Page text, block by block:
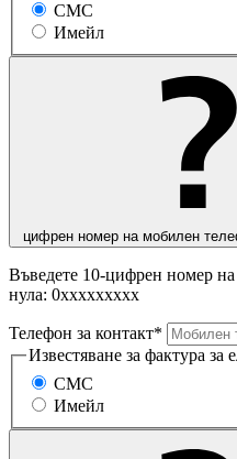
СМС
Имейл
цифрен номер на мобилен
Въведете 10-цифрен номер
нула: 0ххххххххх
Телефон за контакт*
Известяване за фактура за
СМС
Имейл